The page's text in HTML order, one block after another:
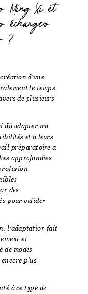
Ming Xi et
échanges
?
d’une
le temps
de plusieurs
dû adapter ma
et à leurs
préparatoire a
approfondies
des
pour valider
l’adaptation fait
et
de modes
plus
à ce type de